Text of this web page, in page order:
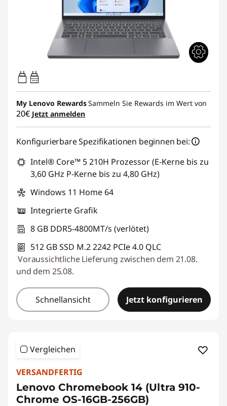
45W-65W
USB PD
My Lenovo RewardsSammeln Sie Rewards im Wert von
20€ Jetzt anmelden
Konfigurierbare Spezifikationen beginnen bei:
Intel® Core™ 5 210H Prozessor (E-Kerne bis zu
3,60 GHz P-Kerne bis zu 4,80 GHz)
Windows 11 Home 64
Integrierte Grafik
8 GB DDR5-4800MT/s (verlötet)
512 GB SSD M.2 2242 PCIe 4.0 QLC
Voraussichtliche Lieferung zwischen dem 21.08.
und dem 25.08.
Schnellansicht Jetzt konfigurieren
Vergleichen
VERSANDFERTIG
Lenovo Chromebook 14 (Ultra 910-
Chrome OS-16GB-256GB)